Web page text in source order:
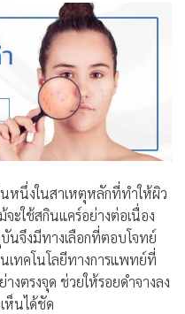
หนึ่งในสาเหตุหลักที่ทำให้ผิว
ะใช้สกินแคร์อย่างต่อเนื่อง
นจึงมีทางเลือกที่ตอบโจทย์
เทคโนโลยีทางการแพทย์ที่
งตรงจุด ช่วยให้รอยดำจางลง
ห็นได้ชัด